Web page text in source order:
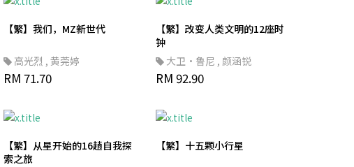
【繁】我们，MZ新世代
高光烈 , 黄莞婷
RM 71.70
【繁】改变人类文明的12座时
钟
大卫·鲁尼 , 颜涵锐
RM 92.90
【繁】从星开始的16趟自我探
索之旅
【繁】十五颗小行星